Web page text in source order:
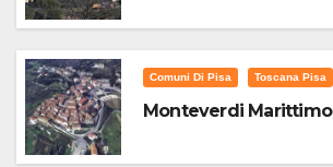
Comuni Di Pisa Toscana Pisa
Monteverdi Marittimo